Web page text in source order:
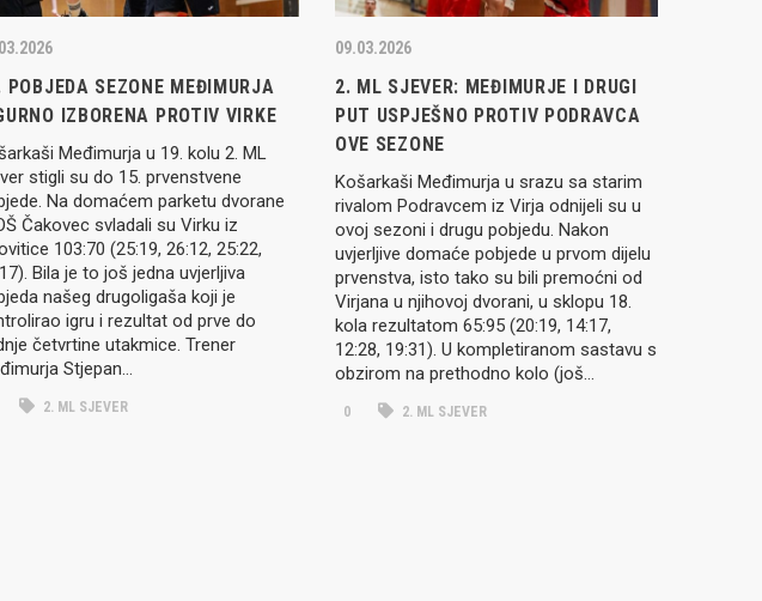
POBJEDA SEZONE MEĐIMURJA
IZBORENA PROTIV VIRKE
Međimurja u 19. kolu 2. ML
stigli su do 15. prvenstvene
Na domaćem parketu dvorane
Čakovec svladali su Virku iz
103:70 (25:19, 26:12, 25:22,
Bila je to još jedna uvjerljiva
našeg drugoligaša koji je
igru i rezultat od prve do
četvrtine utakmice. Trener
Stjepan…
2. ML SJEVER
09.03.2026
2. ML SJEVER: MEĐIMURJE I DRUGI
PUT USPJEŠNO PROTIV PODRAVCA
OVE SEZONE
Košarkaši Međimurja u srazu sa starim
rivalom Podravcem iz Virja odnijeli su u
ovoj sezoni i drugu pobjedu. Nakon
uvjerljive domaće pobjede u prvom dijelu
prvenstva, isto tako su bili premoćni od
Virjana u njihovoj dvorani, u sklopu 18.
kola rezultatom 65:95 (20:19, 14:17,
12:28, 19:31). U kompletiranom sastavu s
obzirom na prethodno kolo (još…
0 2. ML SJEVER